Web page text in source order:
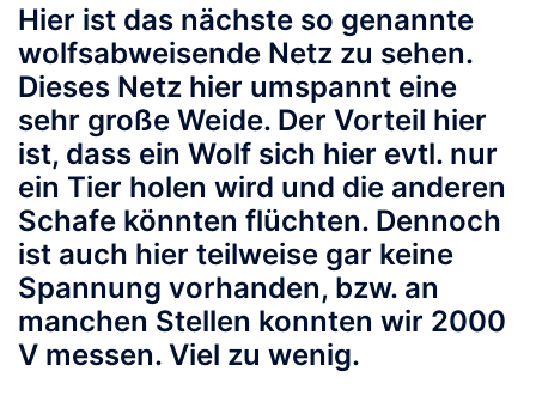
Hier ist das nächste so genannte
wolfsabweisende Netz zu sehen.
Dieses Netz hier umspannt eine
sehr große Weide. Der Vorteil hier
ist, dass ein Wolf sich hier evtl. nur
ein Tier holen wird und die anderen
Schafe könnten flüchten. Dennoch
ist auch hier teilweise gar keine
Spannung vorhanden, bzw. an
manchen Stellen konnten wir 2000
V messen. Viel zu wenig.